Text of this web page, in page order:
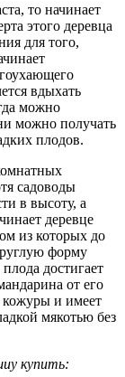
то начинает
этого деревца
для того,
вдыхать
можно
можно получать
плодов.
садоводы
в высоту, а
деревце
из которых до
форму
достигает
от его
кожуры и имеет
мякотью без
купить: